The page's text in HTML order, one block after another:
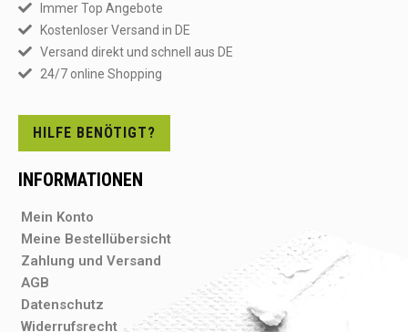
Immer Top Angebote
Kostenloser Versand in DE
Versand direkt und schnell aus DE
24/7 online Shopping
HILFE BENÖTIGT?
INFORMATIONEN
Mein Konto
Meine Bestellübersicht
Zahlung und Versand
AGB
Datenschutz
Widerrufsrecht